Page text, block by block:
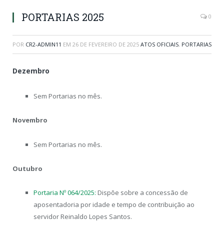
PORTARIAS 2025 0
POR CR2-ADMIN11 EM 26 DE FEVEREIRO DE 2025 ATOS OFICIAIS, PORTARIAS
Dezembro
Sem Portarias no mês.
Novembro
Sem Portarias no mês.
Outubro
Portaria Nº 064/2025: Dispõe sobre a concessão de
aposentadoria por idade e tempo de contribuição ao
servidor Reinaldo Lopes Santos.